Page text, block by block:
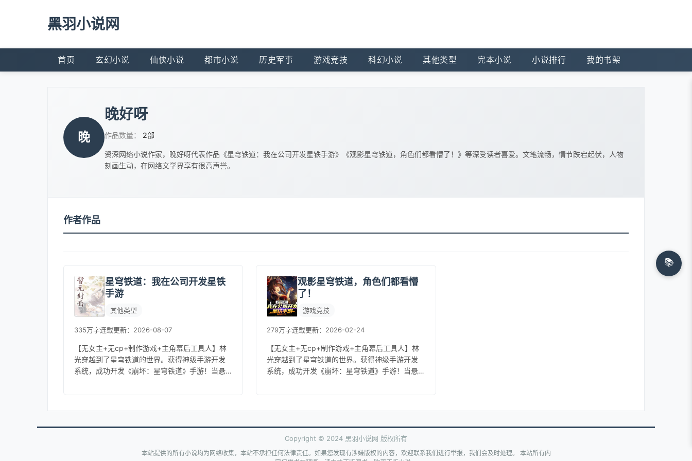
黑羽小说网
首页 玄幻小说 仙侠小说 都市小说 历史军事 游戏竞技 科幻小说 其他类型 完本小说 小说排行 我的书架
晚
晚好呀
作品数量： 2部
资深网络小说作家，晚好呀代表作品《星穹铁道：我在公司开发星铁手游》《观影星穹铁道，角色们都看懵了！》等深受读者喜爱。文笔流畅，情节跌宕起伏，人物
刻画生动，在网络文学界享有很高声誉。
作者作品
星穹铁道：我在公司开发星铁
手游
其他类型
335万字连载更新：2026-08-07
【无女主+无cp+制作游戏+主角幕后工具人】林
光穿越到了星穹铁道的世界。获得神级手游开发
系统，成功开发《崩坏：星穹铁道》手游！当悬
观影星穹铁道，角色们都看懵
了！
游戏竞技
279万字连载更新：2026-02-24
【无女主+无cp+制作游戏+主角幕后工具人】林
光穿越到了星穹铁道的世界。获得神级手游开发
系统，成功开发《崩坏：星穹铁道》手游！当悬
📚
Copyright © 2024 黑羽小说网 版权所有
本站提供的所有小说均为网络收集，本站不承担任何法律责任。如果您发现有涉嫌版权的内容，欢迎联系我们进行举报，我们会及时处理。 本站所有内